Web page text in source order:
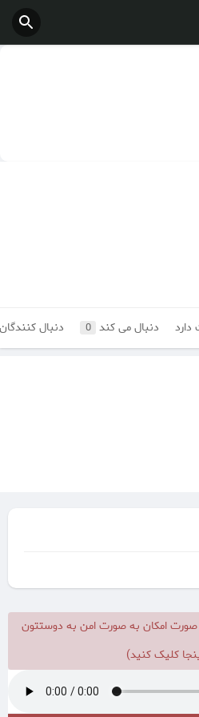
دنبال می کند 0 دنبال
امکان به صورت امن به دوستتون
کلیک کنید)